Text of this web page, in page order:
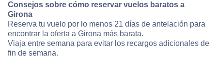
Consejos sobre cómo reservar vuelos baratos a
Girona
Reserva tu vuelo por lo menos 21 días de antelación para
encontrar la oferta a Girona más barata.
Viaja entre semana para evitar los recargos adicionales de
fin de semana.